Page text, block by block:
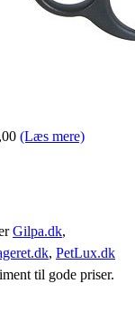
(Læs mere)
Gilpa.dk,
, PetLux.dk
til gode priser.